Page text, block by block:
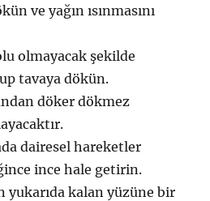
ve yağın ısınmasını
olmayacak şekilde
tavaya dökün.
döker dökmez
dairesel hareketler
ince hale getirin.
yukarıda kalan yüzüne bir